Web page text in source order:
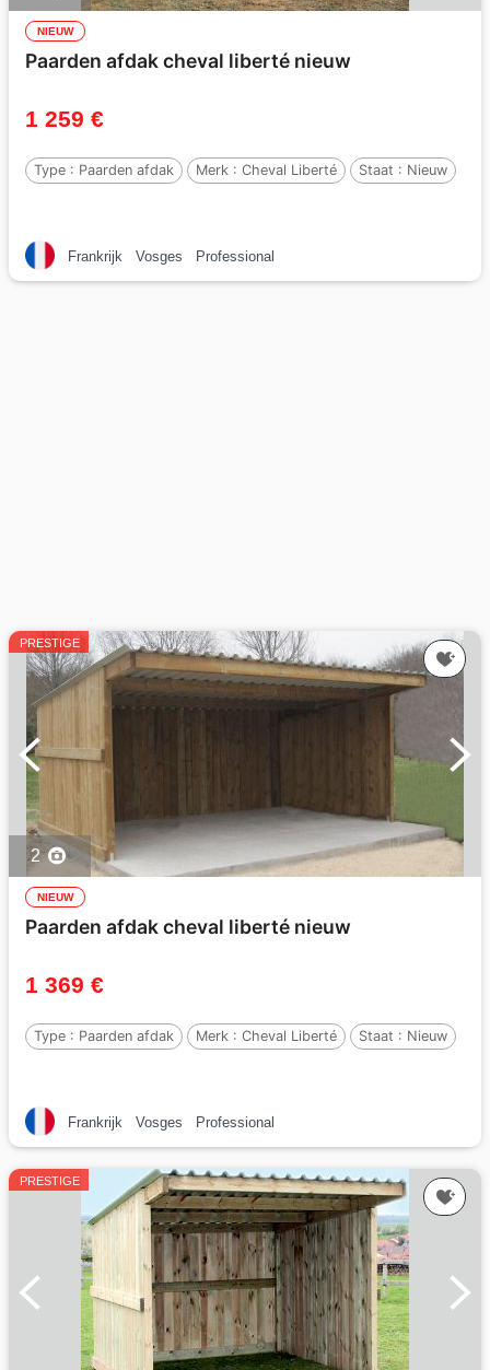
NIEUW
Paarden afdak cheval liberté nieuw
1 259 €
Type : Paarden afdak Merk : Cheval Liberté Staat : Nieuw
Frankrijk Vosges Professional
PRESTIGE
2
NIEUW
Paarden afdak cheval liberté nieuw
1 369 €
Type : Paarden afdak Merk : Cheval Liberté Staat : Nieuw
Frankrijk Vosges Professional
PRESTIGE